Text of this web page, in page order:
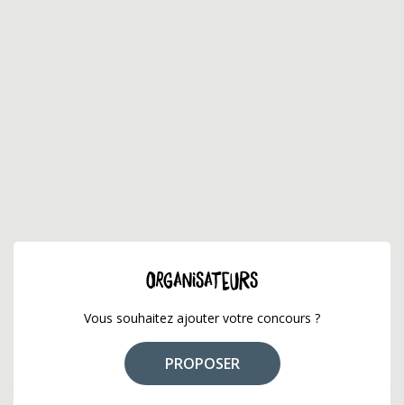
ORGANISATEURS
Vous souhaitez ajouter votre concours ?
PROPOSER